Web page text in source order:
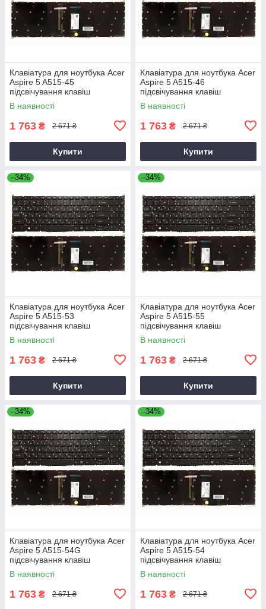
Клавіатура для ноутбука Acer
Aspire 5 A515-45
підсвічування клавіш
В наявності
1 763 ₴ 2 671 ₴
Купити
Клавіатура для ноутбука Acer
Aspire 5 A515-46
підсвічування клавіш
В наявності
1 763 ₴ 2 671 ₴
Купити
–34%
Клавіатура для ноутбука Acer
Aspire 5 A515-53
підсвічування клавіш
В наявності
1 763 ₴ 2 671 ₴
Купити
–34%
Клавіатура для ноутбука Acer
Aspire 5 A515-55
підсвічування клавіш
В наявності
1 763 ₴ 2 671 ₴
Купити
–34%
Клавіатура для ноутбука Acer
Aspire 5 A515-54G
підсвічування клавіш
В наявності
1 763 ₴ 2 671 ₴
–34%
Клавіатура для ноутбука Acer
Aspire 5 A515-54
підсвічування клавіш
В наявності
1 763 ₴ 2 671 ₴